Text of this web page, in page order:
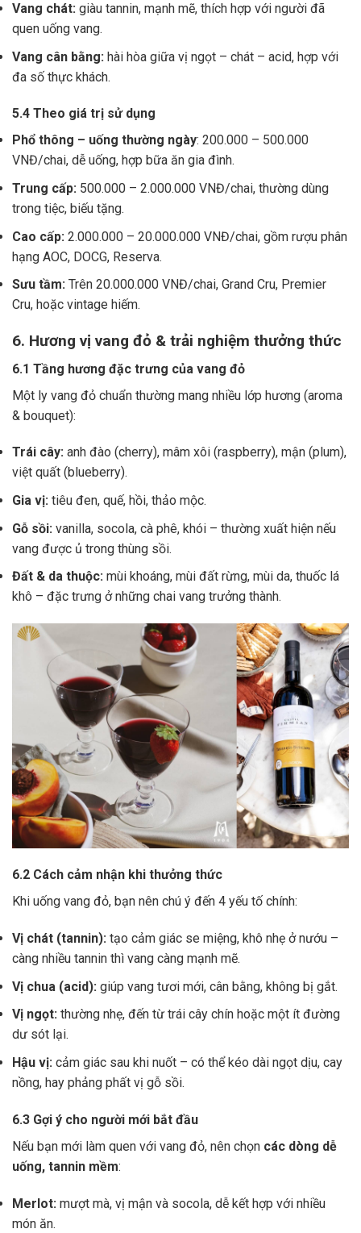
Vang chát: giàu tannin, mạnh mẽ, thích hợp với người đã
quen uống vang.
Vang cân bằng: hài hòa giữa vị ngọt – chát – acid, hợp với
đa số thực khách.
5.4 Theo giá trị sử dụng
Phổ thông – uống thường ngày: 200.000 – 500.000
VNĐ/chai, dễ uống, hợp bữa ăn gia đình.
Trung cấp: 500.000 – 2.000.000 VNĐ/chai, thường dùng
trong tiệc, biếu tặng.
Cao cấp: 2.000.000 – 20.000.000 VNĐ/chai, gồm rượu phân
hạng AOC, DOCG, Reserva.
Sưu tầm: Trên 20.000.000 VNĐ/chai, Grand Cru, Premier
Cru, hoặc vintage hiếm.
6. Hương vị vang đỏ & trải nghiệm thưởng thức
6.1 Tầng hương đặc trưng của vang đỏ
Một ly vang đỏ chuẩn thường mang nhiều lớp hương (aroma
& bouquet):
Trái cây: anh đào (cherry), mâm xôi (raspberry), mận (plum),
việt quất (blueberry).
Gia vị: tiêu đen, quế, hồi, thảo mộc.
Gỗ sồi: vanilla, socola, cà phê, khói – thường xuất hiện nếu
vang được ủ trong thùng sồi.
Đất & da thuộc: mùi khoáng, mùi đất rừng, mùi da, thuốc lá
khô – đặc trưng ở những chai vang trưởng thành.
6.2 Cách cảm nhận khi thưởng thức
Khi uống vang đỏ, bạn nên chú ý đến 4 yếu tố chính:
Vị chát (tannin): tạo cảm giác se miệng, khô nhẹ ở nướu –
càng nhiều tannin thì vang càng mạnh mẽ.
Vị chua (acid): giúp vang tươi mới, cân bằng, không bị gắt.
Vị ngọt: thường nhẹ, đến từ trái cây chín hoặc một ít đường
dư sót lại.
Hậu vị: cảm giác sau khi nuốt – có thể kéo dài ngọt dịu, cay
nồng, hay phảng phất vị gỗ sồi.
6.3 Gợi ý cho người mới bắt đầu
Nếu bạn mới làm quen với vang đỏ, nên chọn các dòng dễ
uống, tannin mềm:
Merlot: mượt mà, vị mận và socola, dễ kết hợp với nhiều
món ăn.